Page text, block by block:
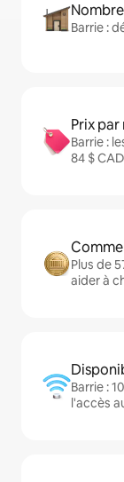
Barrie :
Prix
Barrie :
84 $
Plus de
aider à
Barrie :
l'accès